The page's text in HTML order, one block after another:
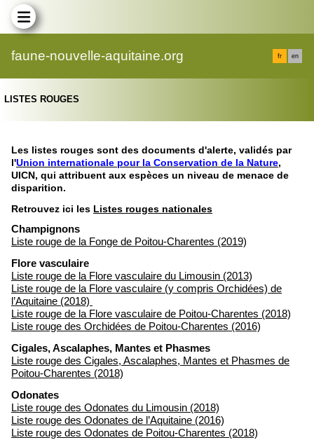
faune-nouvelle-aquitaine.org fr en
LISTES ROUGES
Les listes rouges sont des documents d'alerte, validés par
l'Union internationale pour la Conservation de la Nature,
UICN, qui attribuent aux espèces un niveau de menace de
disparition.
Retrouvez ici les Listes rouges nationales
Champignons
Liste rouge de la Fonge de Poitou-Charentes (2019)
Flore vasculaire
Liste rouge de la Flore vasculaire du Limousin (2013)
Liste rouge de la Flore vasculaire (y compris Orchidées) de
l’Aquitaine (2018)
Liste rouge de la Flore vasculaire de Poitou-Charentes (2018)
Liste rouge des Orchidées de Poitou-Charentes (2016)
Cigales, Ascalaphes, Mantes et Phasmes
Liste rouge des Cigales, Ascalaphes, Mantes et Phasmes de
Poitou-Charentes (2018)
Odonates
Liste rouge des Odonates du Limousin (2018)
Liste rouge des Odonates de l’Aquitaine (2016)
Liste rouge des Odonates de Poitou-Charentes (2018)